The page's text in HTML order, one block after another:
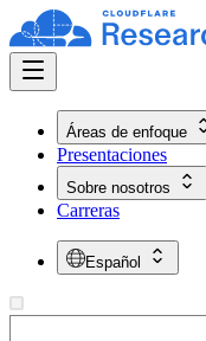
Áreas de enfoque
Presentaciones
Sobre nosotros
Carreras
Español